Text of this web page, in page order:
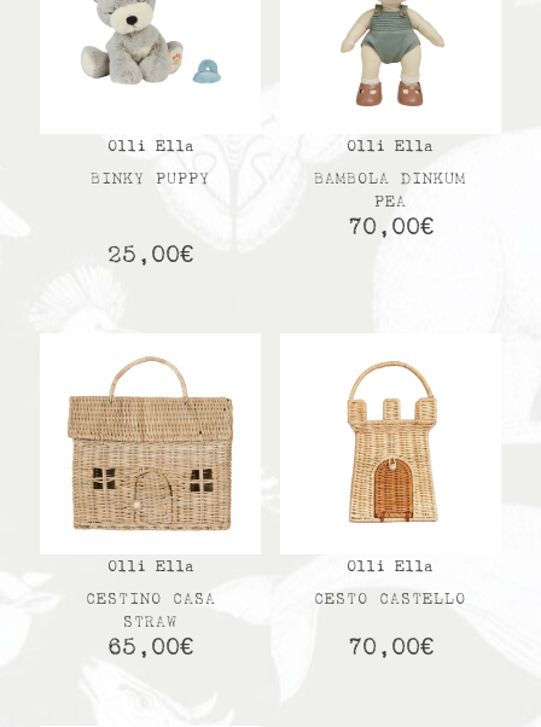
Olli Ella
BINKY PUPPY
25,00€
Olli Ella
BAMBOLA DINKUM
PEA
70,00€
Olli Ella
CESTINO CASA
STRAW
65,00€
Olli Ella
CESTO CASTELLO
70,00€